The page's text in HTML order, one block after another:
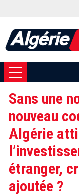
Sans une
nouveau
Algérie
étranger,
ajoutée ?